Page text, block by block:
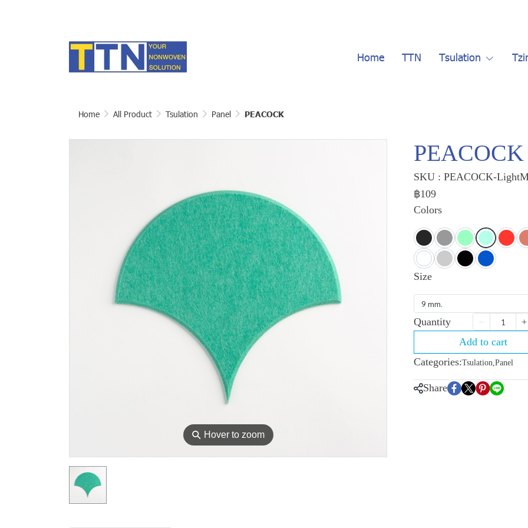
Home TTN Tsulation
Home All Product Tsulation Panel PEACOCK
⚲ Hover to zoom
PEACOCK
SKU : PEACOCK-
฿109
Colors
Size
9 mm.
Quantity
Add to cart
Categories:Tsulation,Panel
Share